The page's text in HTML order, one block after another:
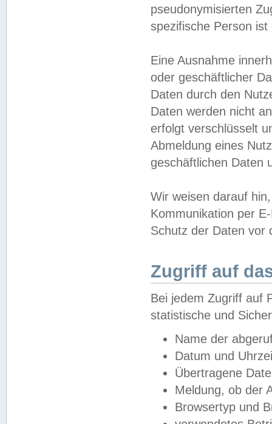
pseudonymisierten
spezifische Person
Eine Ausnahme
oder geschäftlicher
Daten durch den
Daten werden nicht
erfolgt verschlüsselt
Abmeldung eines
geschäftlichen Daten
Wir weisen darauf
Kommunikation per
Schutz der Daten vor
Zugriff auf
Bei jedem Zugriff auf
statistische und
Name der
Datum und
Übertragene
Meldung, ob der
Browsertyp und